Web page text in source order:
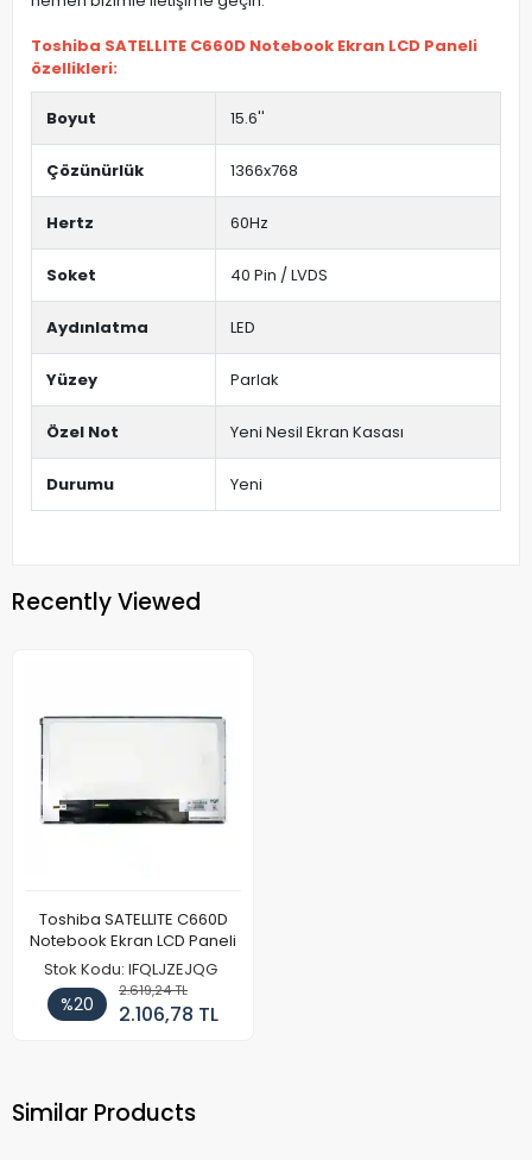
Toshiba SATELLITE C660D Notebook Ekran LCD Paneli
özellikleri:
Boyut 15.6''
Çözünürlük 1366x768
Hertz 60Hz
Soket 40 Pin / LVDS
Aydınlatma LED
Yüzey Parlak
Özel Not Yeni Nesil Ekran Kasası
Durumu Yeni
Recently Viewed
Toshiba SATELLITE C660D
Notebook Ekran LCD Paneli
Stok Kodu: IFQLJZEJQG
%20
2.619,24 TL
2.106,78 TL
Similar Products